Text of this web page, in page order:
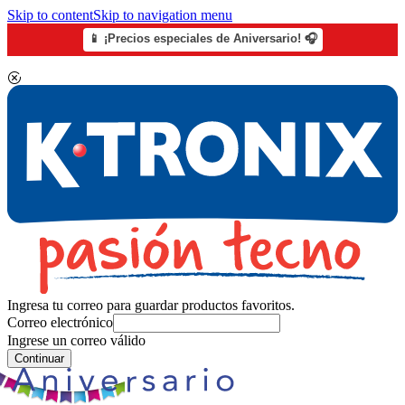
Skip to contentSkip to navigation menu
📱 ¡Precios especiales de Aniversario! 🎧
Ingresa tu correo para guardar productos favoritos.
Correo electrónico
Ingrese un correo válido
Continuar